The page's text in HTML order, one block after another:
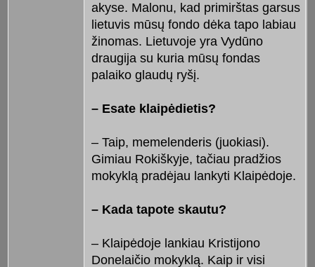
akyse. Malonu, kad primirštas garsus
lietuvis mūsų fondo dėka tapo labiau
žinomas. Lietuvoje yra Vydūno
draugija su kuria mūsų fondas
palaiko glaudų ryšį.
– Esate klaipėdietis?
– Taip, memelenderis (juokiasi).
Gimiau Rokiškyje, tačiau pradžios
mokyklą pradėjau lankyti Klaipėdoje.
– Kada tapote skautu?
– Klaipėdoje lankiau Kristijono
Donelaičio mokyklą. Kaip ir visi